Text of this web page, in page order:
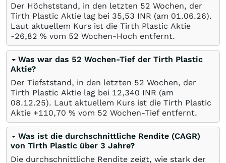
Der Höchststand, in den letzten 52 Wochen, der
Tirth Plastic Aktie lag bei 35,53 INR (am 01.06.26).
Laut aktuellem Kurs ist die Tirth Plastic Aktie
-26,82 % vom 52 Wochen-Hoch entfernt.
Was war das 52 Wochen-Tief der Tirth Plastic
Aktie?
Der Tiefststand, in den letzten 52 Wochen, der
Tirth Plastic Aktie lag bei 12,340 INR (am
08.12.25). Laut aktuellem Kurs ist die Tirth Plastic
Aktie +110,70 % vom 52 Wochen-Tief entfernt.
Was ist die durchschnittliche Rendite (CAGR)
von Tirth Plastic über 3 Jahre?
Die durchschnittliche Rendite zeigt, wie stark der